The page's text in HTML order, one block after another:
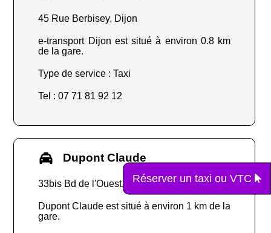
45 Rue Berbisey, Dijon
e-transport Dijon est situé à environ 0.8 km
de la gare.
Type de service : Taxi
Tel : 07 71 81 92 12
Dupont Claude
33bis Bd de l'Ouest, Dijon
Dupont Claude est situé à environ 1 km de la
gare.
Réserver un taxi ou VTC